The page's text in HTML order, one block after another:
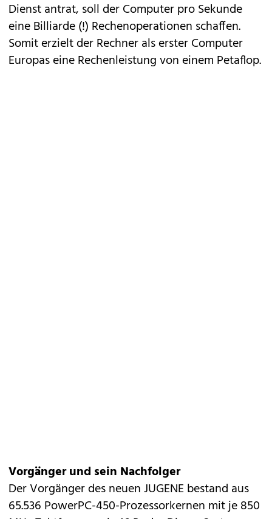
Dienst antrat, soll der Computer pro Sekunde
eine Billiarde (!) Rechenoperationen schaffen.
Somit erzielt der Rechner als erster Computer
Europas eine Rechenleistung von einem Petaflop.
Vorgänger und sein Nachfolger
Der Vorgänger des neuen JUGENE bestand aus
65.536 PowerPC-450-Prozessorkernen mit je 850